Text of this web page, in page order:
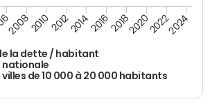
la dette / habitant
nationale
villes de 10 000 à 20 000 habitants
200820102012201420162018202020222024